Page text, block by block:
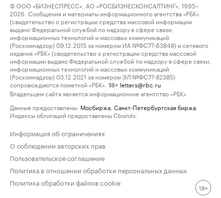
© ООО «БИЗНЕСПРЕСС», АО «РОСБИЗНЕСКОНСАЛТИНГ», 1995–
2026. Сообщения и материалы информационного агентства «РБК»
(свидетельство о регистрации средства массовой информации
выдано Федеральной службой по надзору в сфере связи,
информационных технологий и массовых коммуникаций
(Роскомнадзор) 09.12.2015 за номером ИА №ФС77-63848) и сетевого
издания «РБК» (свидетельство о регистрации средства массовой
информации выдано Федеральной службой по надзору в сфере связи,
информационных технологий и массовых коммуникаций
(Роскомнадзор) 03.12.2021 за номером ЭЛ №ФС77-82385)
сопровождаются пометкой «РБК».
18+ letters@rbc.ru
Владельцем сайта является информационное агентство «РБК».
Данные предоставлены: Мосбиржа Санкт-Петербургская биржа
Индексы облигаций предоставлены Cbonds.
Информация об ограничениях
О соблюдении авторских прав
Пользовательское соглашение
Политика в отношении обработки персональных данных
Политика обработки файлов cookie
18+